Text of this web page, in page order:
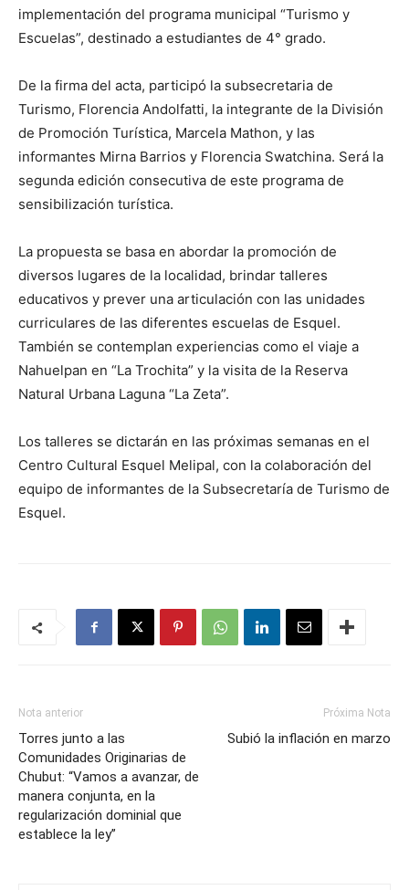
implementación del programa municipal “Turismo y
Escuelas”, destinado a estudiantes de 4° grado.
De la firma del acta, participó la subsecretaria de
Turismo, Florencia Andolfatti, la integrante de la División
de Promoción Turística, Marcela Mathon, y las
informantes Mirna Barrios y Florencia Swatchina. Será la
segunda edición consecutiva de este programa de
sensibilización turística.
La propuesta se basa en abordar la promoción de
diversos lugares de la localidad, brindar talleres
educativos y prever una articulación con las unidades
curriculares de las diferentes escuelas de Esquel.
También se contemplan experiencias como el viaje a
Nahuelpan en “La Trochita” y la visita de la Reserva
Natural Urbana Laguna “La Zeta”.
Los talleres se dictarán en las próximas semanas en el
Centro Cultural Esquel Melipal, con la colaboración del
equipo de informantes de la Subsecretaría de Turismo de
Esquel.
Nota anterior
Torres junto a las
Comunidades Originarias de
Chubut: “Vamos a avanzar, de
manera conjunta, en la
regularización dominial que
establece la ley”
Próxima Nota
Subió la inflación en marzo